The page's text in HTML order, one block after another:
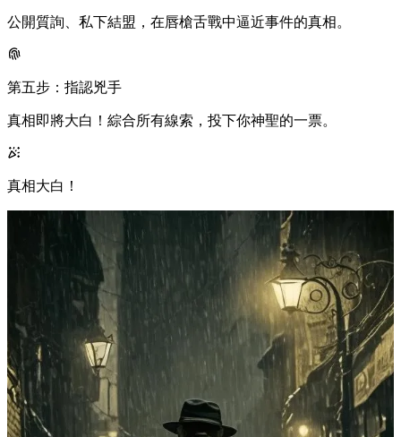
公開質詢、私下結盟，在唇槍舌戰中逼近事件的真相。
第五步： 指認兇手
真相即將大白！綜合所有線索，投下你神聖的一票。
真相大白！